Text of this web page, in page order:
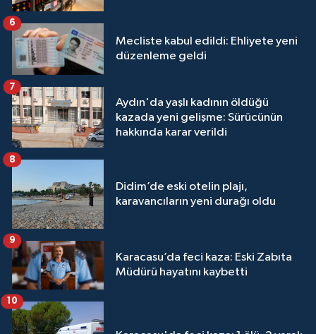
Mecliste kabul edildi: Ehliyete yeni
düzenleme geldi
6
Aydın'da yaşlı kadının öldüğü
kazada yeni gelişme: Sürücünün
hakkında karar verildi
7
Didim’de eski otelin plajı,
karavancıların yeni durağı oldu
8
Karacasu’da feci kaza: Eski Zabıta
Müdürü hayatını kaybetti
9
10